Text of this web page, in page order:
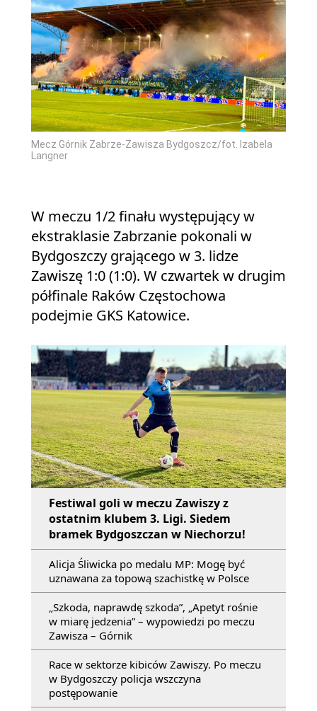
Mecz Górnik Zabrze-Zawisza Bydgoszcz/fot. Izabela
Langner
W meczu 1/2 finału występujący w
ekstraklasie Zabrzanie pokonali w
Bydgoszczy grającego w 3. lidze
Zawiszę 1:0 (1:0). W czwartek w drugim
półfinale Raków Częstochowa
podejmie GKS Katowice.
Festiwal goli w meczu Zawiszy z
ostatnim klubem 3. Ligi. Siedem
bramek Bydgoszczan w Niechorzu!
Alicja Śliwicka po medalu MP: Mogę być
uznawana za topową szachistkę w Polsce
„Szkoda, naprawdę szkoda”, „Apetyt rośnie
w miarę jedzenia” – wypowiedzi po meczu
Zawisza – Górnik
Race w sektorze kibiców Zawiszy. Po meczu
w Bydgoszczy policja wszczyna
postępowanie